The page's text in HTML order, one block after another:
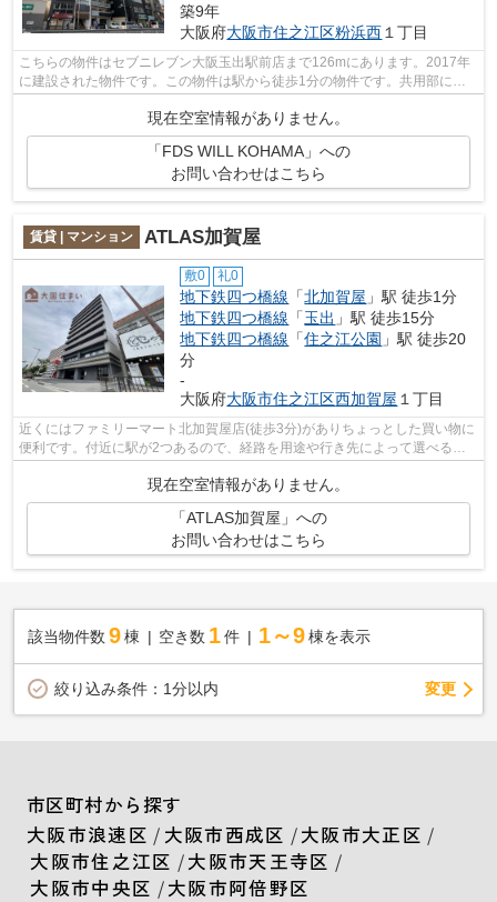
築9年
大阪府大阪市住之江区粉浜西 １丁目
こちらの物件はセブニレブン大阪玉出駅前店まで126mにあります。2017年
に建設された物件です。この物件は駅から徒歩1分の物件です。共用部には
エレベータ・敷地内ごみ置き場などが揃っ...
現在空室情報がありません。
「FDS WILL KOHAMA」への
お問い合わせはこちら
賃貸 | マンション ATLAS加賀屋
敷0 礼0
地下鉄四つ橋線 「北加賀屋 」駅 徒歩1分
地下鉄四つ橋線 「玉出 」駅 徒歩15分
地下鉄四つ橋線 「住之江公園 」駅 徒歩20
分
-
大阪府大阪市住之江区西加賀屋 １丁目
近くにはファミリーマート北加賀屋店(徒歩3分)がありちょっとした買い物に
便利です。付近に駅が2つあるので、経路を用途や行き先によって選べる物
現在空室情報がありません。
「ATLAS加賀屋」への
お問い合わせはこちら
該当物件数 9棟 空き数 1 件 1～9 棟を表示
絞り込み条件： 1分以内 変更
市区町村から探す
大阪市浪速区 / 大阪市西成区 /大阪市大正区 /
大阪市住之江区 /大阪市天王寺区 /
大阪市中央区 /大阪市阿倍野区